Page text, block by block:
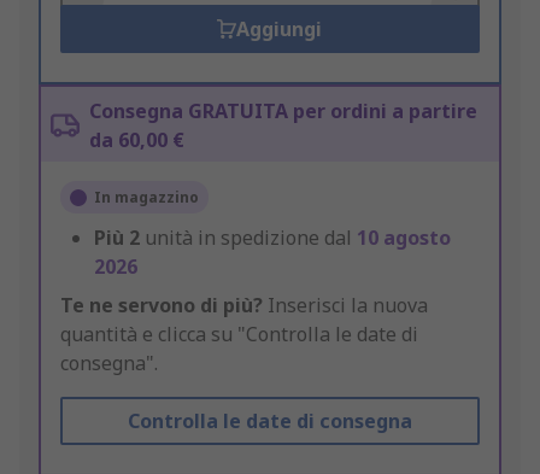
Aggiungi
Consegna GRATUITA per ordini a partire
da 60,00 €
In magazzino
Più 2 unità in spedizione dal 10 agosto
2026
Te ne servono di più? Inserisci la nuova
quantità e clicca su "Controlla le date di
consegna".
Controlla le date di consegna